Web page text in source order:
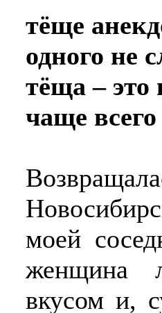
тёще
одного не
тёща – это
чаще
моей
женщина
вкусом и,